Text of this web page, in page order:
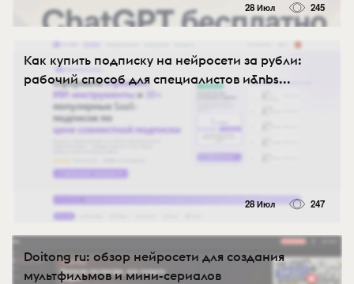
28 Июл 245
Как купить подписку на нейросети за рубли:
рабочий способ для специалистов и&nbs...
28 Июл 247
Doitong ru: обзор нейросети для создания
мультфильмов и мини-сериалов